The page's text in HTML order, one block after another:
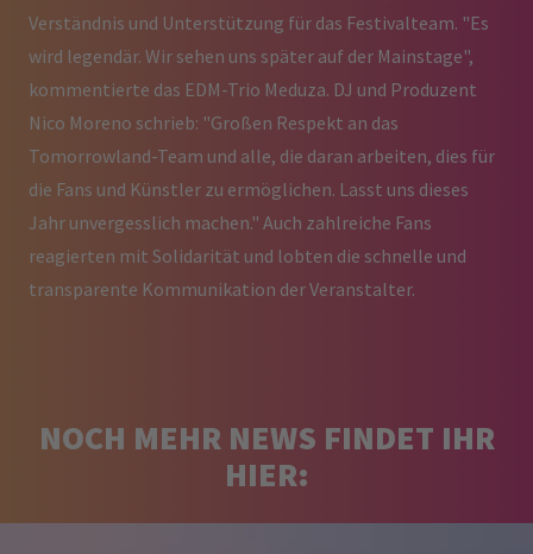
Verständnis und Unterstützung für das Festivalteam. "Es
wird legendär. Wir sehen uns später auf der Mainstage",
kommentierte das EDM-Trio Meduza. DJ und Produzent
Nico Moreno schrieb: "Großen Respekt an das
Tomorrowland-Team und alle, die daran arbeiten, dies für
die Fans und Künstler zu ermöglichen. Lasst uns dieses
Jahr unvergesslich machen." Auch zahlreiche Fans
reagierten mit Solidarität und lobten die schnelle und
transparente Kommunikation der Veranstalter.
NOCH MEHR NEWS FINDET IHR
HIER: